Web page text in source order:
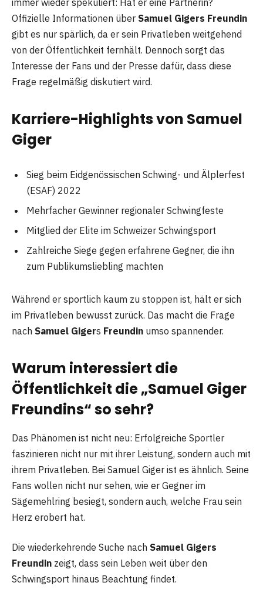
Offizielle Informationen über Samuel Gigers Freundin
gibt es nur spärlich, da er sein Privatleben weitgehend
von der Öffentlichkeit fernhält. Dennoch sorgt das
Interesse der Fans und der Presse dafür, dass diese
Frage regelmäßig diskutiert wird.
Karriere-Highlights von Samuel
Giger
Sieg beim Eidgenössischen Schwing- und Älplerfest
(ESAF) 2022
Mehrfacher Gewinner regionaler Schwingfeste
Mitglied der Elite im Schweizer Schwingsport
Zahlreiche Siege gegen erfahrene Gegner, die ihn
zum Publikumsliebling machten
Während er sportlich kaum zu stoppen ist, hält er sich
im Privatleben bewusst zurück. Das macht die Frage
nach Samuel Gigers Freundin umso spannender.
Warum interessiert die
Öffentlichkeit die „Samuel Giger
Freundins“ so sehr?
Das Phänomen ist nicht neu: Erfolgreiche Sportler
faszinieren nicht nur mit ihrer Leistung, sondern auch mit
ihrem Privatleben. Bei Samuel Giger ist es ähnlich. Seine
Fans wollen nicht nur sehen, wie er Gegner im
Sägemehlring besiegt, sondern auch, welche Frau sein
Herz erobert hat.
Die wiederkehrende Suche nach Samuel Gigers
Freundin zeigt, dass sein Leben weit über den
Schwingsport hinaus Beachtung findet.